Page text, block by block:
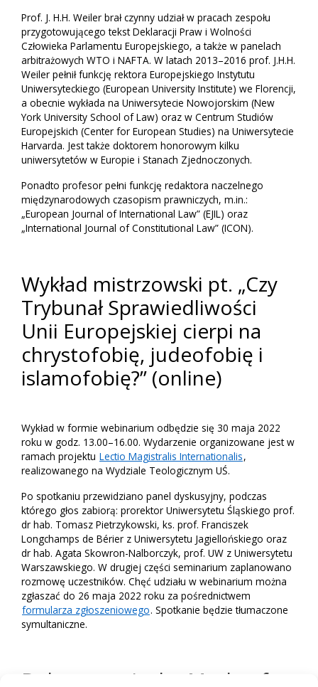
Prof. J. H.H. Weiler brał czynny udział w pracach zespołu
przygotowującego tekst Deklaracji Praw i Wolności
Człowieka Parlamentu Europejskiego, a także w panelach
arbitrażowych WTO i NAFTA. W latach 2013–2016 prof. J.H.H.
Weiler pełnił funkcję rektora Europejskiego Instytutu
Uniwersyteckiego (European University Institute) we Florencji,
a obecnie wykłada na Uniwersytecie Nowojorskim (New
York University School of Law) oraz w Centrum Studiów
Europejskich (Center for European Studies) na Uniwersytecie
Harvarda. Jest także doktorem honorowym kilku
uniwersytetów w Europie i Stanach Zjednoczonych.
Ponadto profesor pełni funkcję redaktora naczelnego
międzynarodowych czasopism prawniczych, m.in.:
„European Journal of International Law” (EJIL) oraz
„International Journal of Constitutional Law” (ICON).
Wykład mistrzowski pt. „Czy
Trybunał Sprawiedliwości
Unii Europejskiej cierpi na
chrystofobię, judeofobię i
islamofobię?” (online)
Wykład w formie webinarium odbędzie się 30 maja 2022
roku w godz. 13.00–16.00. Wydarzenie organizowane jest w
ramach projektu Lectio Magistralis Internationalis,
realizowanego na Wydziale Teologicznym UŚ.
Po spotkaniu przewidziano panel dyskusyjny, podczas
którego głos zabiorą: prorektor Uniwersytetu Śląskiego prof.
dr hab. Tomasz Pietrzykowski, ks. prof. Franciszek
Longchamps de Bérier z Uniwersytetu Jagiellońskiego oraz
dr hab. Agata Skowron-Nalborczyk, prof. UW z Uniwersytetu
Warszawskiego. W drugiej części seminarium zaplanowano
rozmowę uczestników. Chęć udziału w webinarium można
zgłaszać do 26 maja 2022 roku za pośrednictwem
formularza zgłoszeniowego. Spotkanie będzie tłumaczone
symultaniczne.
Debata pt. „Is the Mode of